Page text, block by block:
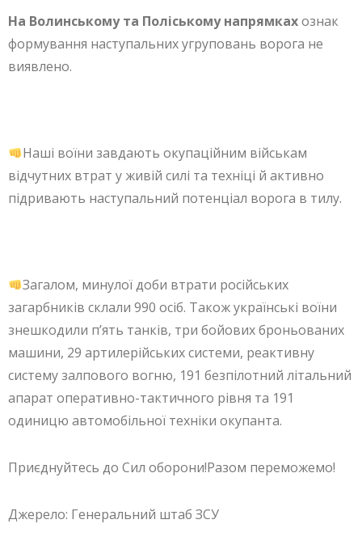
На Волинському та Поліському напрямкахознак
формування наступальних угруповань ворога не
виявлено.
Наші воїни завдають окупаційним військам
відчутних втрат у живій силі та техніці й активно
підривають наступальний потенціал ворога в тилу.
Загалом, минулої доби втрати російських
загарбників склали 990 осіб. Також українські воїни
знешкодили п’ять танків, три бойових броньованих
машини, 29 артилерійських системи, реактивну
систему залпового вогню, 191 безпілотний літальний
апарат оперативно-тактичного рівня та 191
одиницю автомобільної техніки окупанта.
Приєднуйтесь до Сил оборони!Разом переможемо!
Джерело: Генеральний штаб ЗСУ